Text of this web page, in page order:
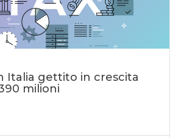
Italia gettito in crescita
milioni